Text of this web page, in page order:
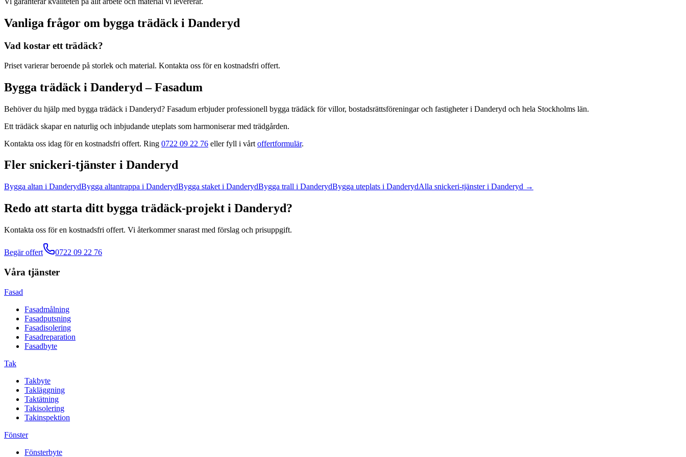
Vanliga frågor om bygga trädäck i Danderyd
Vad kostar ett trädäck?
Priset varierar beroende på storlek och material. Kontakta oss för en kostnadsfri offert.
Bygga trädäck i Danderyd – Fasadum
Behöver du hjälp med bygga trädäck i Danderyd? Fasadum erbjuder professionell bygga trädäck för villor, bostadsrättsföreningar och fastigheteri Danderyd och hela Stockholms län.
Ett trädäck skapar en naturlig och inbjudande uteplats som harmoniserar med trädgården.
Kontakta oss idag för en kostnadsfri offert. Ring 0722 09 22 76 eller fyll i vårt offertformulär.
Fler snickeri-tjänster i Danderyd
Bygga altan i DanderydBygga altantrappa i DanderydBygga staket i DanderydBygga trall i DanderydBygga uteplats i DanderydAlla snickeri-tjänsteri Danderyd →
Redo att starta ditt bygga trädäck-projekt i Danderyd?
Kontakta oss för en kostnadsfri offert. Vi återkommer snarast med förslag och prisuppgift.
Begär offert 0722 09 22 76
Våra tjänster
Fasad
Fasadmålning
Fasadputsning
Fasadisolering
Fasadreparation
Fasadbyte
Tak
Takbyte
Takläggning
Taktätning
Takisolering
Takinspektion
Fönster
Fönsterbyte